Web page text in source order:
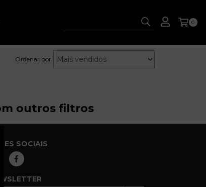
0
Ordenar por
outros filtros
SOCIAIS